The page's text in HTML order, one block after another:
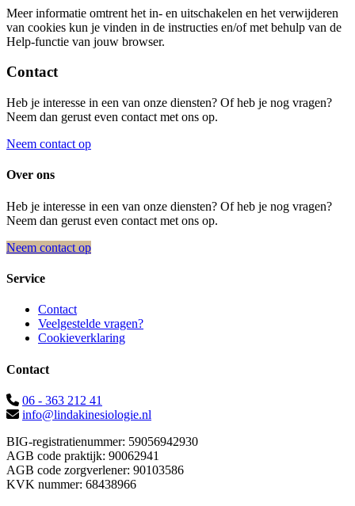
Meer informatie omtrent het in- en uitschakelen en het verwijderen
van cookies kun je vinden in de instructies en/of met behulp van de
Help-functie van jouw browser.
Contact
Heb je interesse in een van onze diensten? Of heb je nog vragen?
Neem dan gerust even contact met ons op.
Neem contact op
Over ons
Heb je interesse in een van onze diensten? Of heb je nog vragen?
Neem dan gerust even contact met ons op.
Neem contact op
Service
Contact
Veelgestelde vragen?
Cookieverklaring
Contact
06 - 363 212 41
info@lindakinesiologie.nl
BIG-registratienummer: 59056942930
AGB code praktijk: 90062941
AGB code zorgverlener: 90103586
KVK nummer: 68438966